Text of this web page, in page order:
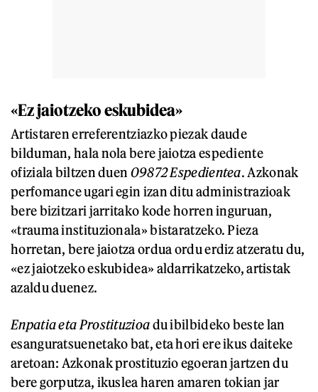
«Ez jaiotzeko eskubidea»
Artistaren erreferentziazko piezak daude
bilduman, hala nola bere jaiotza espediente
ofiziala biltzen duen 09872 Espedientea. Azkonak
perfomance ugari egin izan ditu administrazioak
bere bizitzari jarritako kode horren inguruan,
«trauma instituzionala» bistaratzeko. Pieza
horretan, bere jaiotza ordua ordu erdiz atzeratu du,
«ez jaiotzeko eskubidea» aldarrikatzeko, artistak
azaldu duenez.
Enpatia eta Prostituzioadu ibilbideko beste lan
esanguratsuenetako bat, eta hori ere ikus daiteke
aretoan: Azkonak prostituzio egoeran jartzen du
bere gorputza, ikuslea haren amaren tokian jar